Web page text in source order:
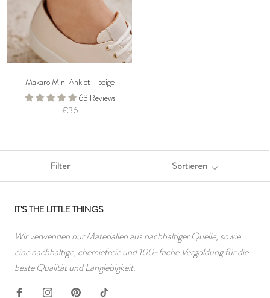
Makaro Mini Anklet - beige
63 Reviews
€36
Filter Sortieren
IT'S THE LITTLE THINGS
Wir verwenden nur Materialien aus nachhaltiger Quelle, sowie
eine nachhaltige, chemiefreie und 100-fache Vergoldung für die
beste Qualität und Langlebigkeit.